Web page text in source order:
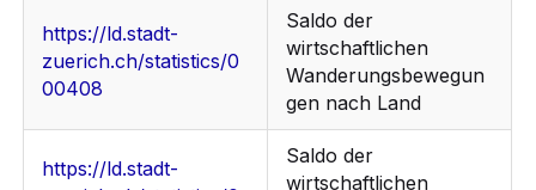
https://ld.stadt-
zuerich.ch/statistics/0
00408
Saldo der
wirtschaftlichen
Wanderungsbewegun
gen nach Land
https://ld.stadt-
Saldo der
wirtschaftlichen